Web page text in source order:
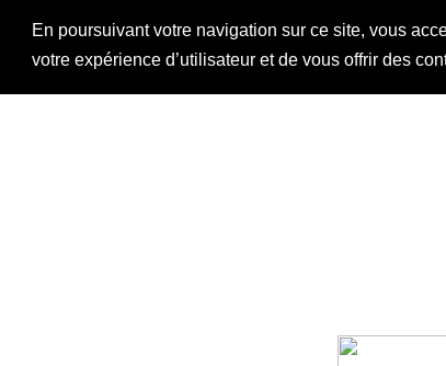
En poursuivant votre navigation sur ce site, vous
votre expérience d’utilisateur et de vous offrir des